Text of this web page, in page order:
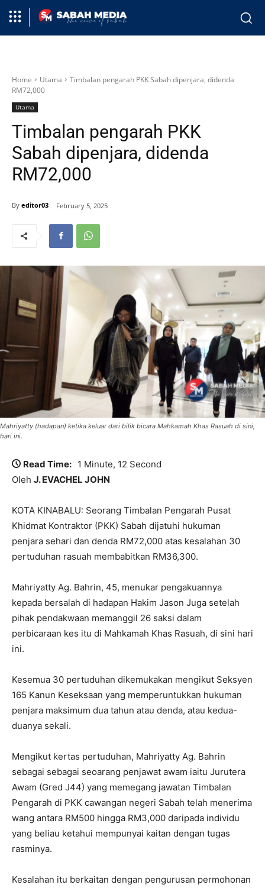
Home Utama
Timbalan pengarah PKK Sabah dipenjara, didenda
RM72,000
Utama
Timbalan pengarah PKK
Sabah dipenjara, didenda
RM72,000
By editor03 February 5, 2025
Mahriyatty (hadapan) ketika keluar dari bilik bicara Mahkamah Khas Rasuah di sini,
hari ini.
Read Time: 1 Minute, 12 Second
Oleh J. EVACHEL JOHN
KOTA KINABALU: Seorang Timbalan Pengarah Pusat
Khidmat Kontraktor (PKK) Sabah dijatuhi hukuman
penjara sehari dan denda RM72,000 atas kesalahan 30
pertuduhan rasuah membabitkan RM36,300.
Mahriyatty Ag. Bahrin, 45, menukar pengakuannya
kepada bersalah di hadapan Hakim Jason Juga setelah
pihak pendakwaan memanggil 26 saksi dalam
perbicaraan kes itu di Mahkamah Khas Rasuah, di sini hari
ini.
Kesemua 30 pertuduhan dikemukakan mengikut Seksyen
165 Kanun Keseksaan yang memperuntukkan hukuman
penjara maksimum dua tahun atau denda, atau kedua-
duanya sekali.
Mengikut kertas pertuduhan, Mahriyatty Ag. Bahrin
sebagai sebagai seoarang penjawat awam iaitu Jurutera
Awam (Gred J44) yang memegang jawatan Timbalan
Pengarah di PKK cawangan negeri Sabah telah menerima
wang antara RM500 hingga RM3,000 daripada individu
yang beliau ketahui mempunyai kaitan dengan tugas
rasminya.
Kesalahan itu berkaitan dengan pengurusan permohonan